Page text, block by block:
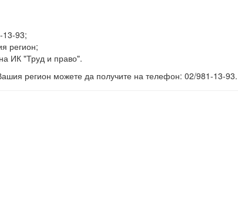
13-93;
регион;
ИК "Труд и право".
регион можете да получите на телефон: 02/981-13-93.